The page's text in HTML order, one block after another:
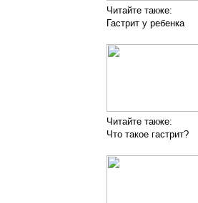
Читайте также:
Гастрит у ребенка
Читайте также:
Что такое гастрит?